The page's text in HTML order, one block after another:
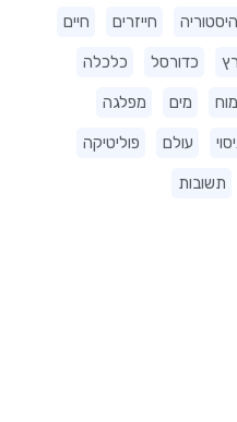
היסטוריה חייזרים חיים
כדורסל כלכלה
מוח מים מפלגה
עולם פוליטיקה
תשובות